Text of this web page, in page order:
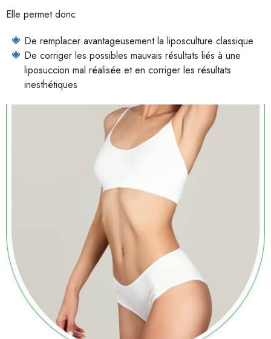
Elle permet donc
De remplacer avantageusement la liposculture classique
De corriger les possibles mauvais résultats liés à une
liposuccion mal réalisée et en corriger les résultats
inesthétiques